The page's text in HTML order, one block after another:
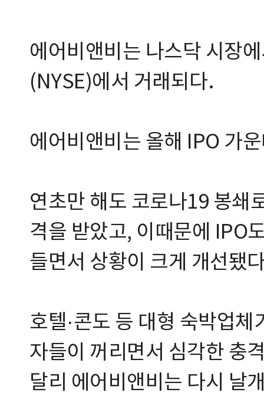
에어비앤비는 나스닥 시장
(NYSE)에서 거래되다.
에어비앤비는 올해 IPO 가
연초만 해도 코로나19 봉쇄
격을 받았고, 이때문에 IPO
들면서 상황이 크게 개선됐
호텔·콘도 등 대형 숙박업
자들이 꺼리면서 심각한 충
달리 에어비앤비는 다시 날